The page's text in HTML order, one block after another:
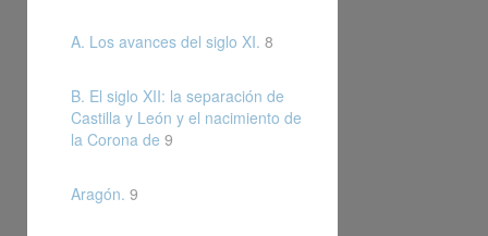
A. Los avances del siglo XI. 8
B. El siglo XII: la separación de
Castilla y León y el nacimiento de
la Corona de 9
Aragón. 9